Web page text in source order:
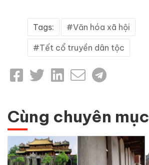
Tags: Văn hóa xã hội
Tết cổ truyền dân tộc
Cùng chuyên mục